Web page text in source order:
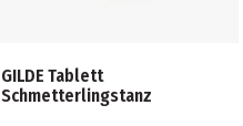
GILDE Tablett
Schmetterlingstanz